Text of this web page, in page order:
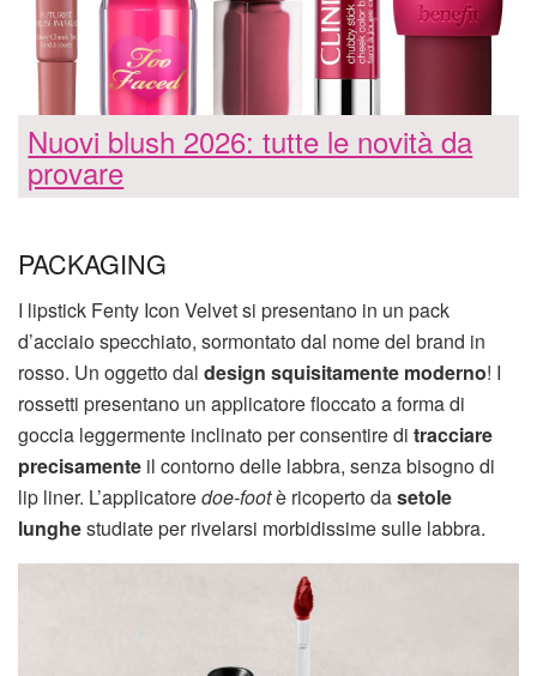
Nuovi blush 2026: tutte le novità da
provare
PACKAGING
I lipstick Fenty Icon Velvet si presentano in un pack
d’acciaio specchiato, sormontato dal nome del brand in
rosso. Un oggetto dal design squisitamente moderno! I
rossetti presentano un applicatore floccato a forma di
goccia leggermente inclinato per consentire di tracciare
precisamente il contorno delle labbra, senza bisogno di
lip liner. L’applicatoredoe-footè ricoperto dasetole
lunghestudiate per rivelarsi morbidissime sulle labbra.